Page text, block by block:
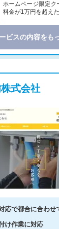
ホームページ限定
料金が1万円を超えた
ビスの内容をも
式会社
応で都合に合わせ
け作業に対応